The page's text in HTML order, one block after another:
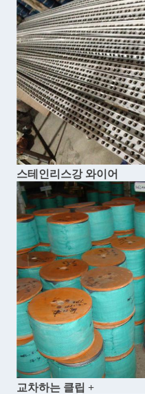
스테인리스강 와이어
교차하는 클립 +